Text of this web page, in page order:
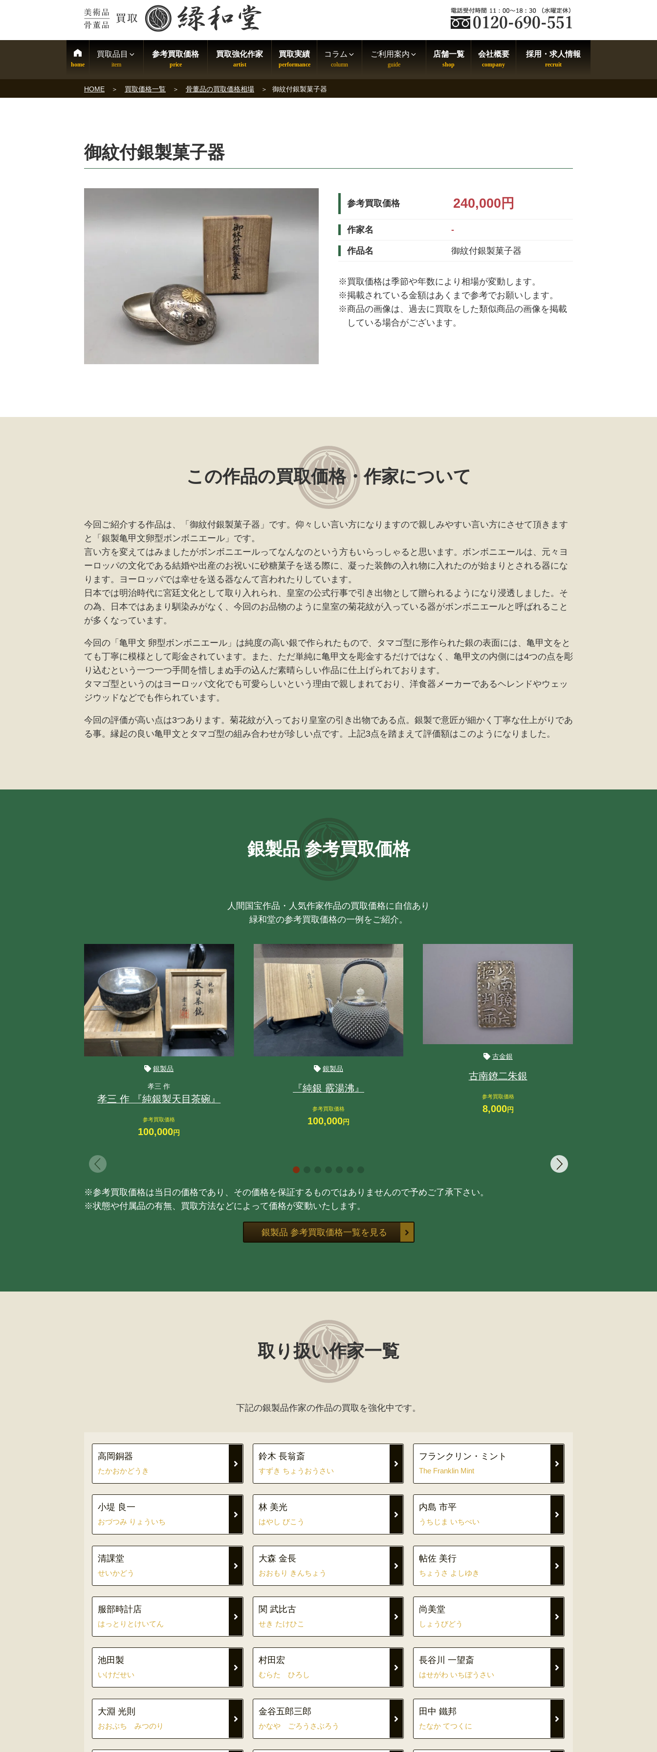
買取品目 参考買取価格 買取強化作家 買取実績 コラム ご利用案内 店舗一覧 会社概要 採用・求人情報
HOME 買取価格一覧 骨董品の買取価格相場 御紋付銀製菓子器
御紋付銀製菓子器
参考買取価格 240,000円
作家名 -
作品名 御紋付銀製菓子器
※買取価格は季節や年数により相場が変動します。
※掲載されている金額はあくまで参考でお願いします。
※商品の画像は、過去に買取をした類似商品の画像を掲載
している場合がございます。
この作品の買取価格・作家について
今回ご紹介する作品は、「御紋付銀製菓子器」です。仰々しい言い方になりますので親しみやすい言い方にさせて頂きます
と「銀製亀甲文卵型ボンボニエール」です。
言い方を変えてはみましたがボンボニエールってなんなのという方もいらっしゃると思います。ボンボニエールは、元々ヨ
ーロッパの文化である結婚や出産のお祝いに砂糖菓子を送る際に、凝った装飾の入れ物に入れたのが始まりとされる器にな
ります。ヨーロッパでは幸せを送る器なんて言われたりしています。
日本では明治時代に宮廷文化として取り入れられ、皇室の公式行事で引き出物として贈られるようになり浸透しました。そ
の為、日本ではあまり馴染みがなく、今回のお品物のように皇室の菊花紋が入っている器がボンボニエールと呼ばれること
が多くなっています。
今回の「亀甲文 卵型ボンボニエール」は純度の高い銀で作られたもので、タマゴ型に形作られた銀の表面には、亀甲文をと
ても丁寧に模様として彫金されています。また、ただ単純に亀甲文を彫金するだけではなく、亀甲文の内側には4つの点を彫
り込むという一つ一つ手間を惜しまぬ手の込んだ素晴らしい作品に仕上げられております。
タマゴ型というのはヨーロッパ文化でも可愛らしいという理由で親しまれており、洋食器メーカーであるヘレンドやウェッ
ジウッドなどでも作られています。
今回の評価が高い点は3つあります。菊花紋が入っており皇室の引き出物である点。銀製で意匠が細かく丁寧な仕上がりであ
る事。縁起の良い亀甲文とタマゴ型の組み合わせが珍しい点です。上記3点を踏まえて評価額はこのようになりました。
銀製品 参考買取価格
人間国宝作品・人気作家作品の買取価格に自信あり
緑和堂の参考買取価格の一例をご紹介。
銀製品
孝三 作
孝三 作 『純銀製天目茶碗』
参考買取価格
100,000円
銀製品
『純銀 霰湯沸』
参考買取価格
100,000円
古金銀
古南鐐二朱銀
参考買取価格
8,000円
※参考買取価格は当日の価格であり、その価格を保証するものではありませんので予めご了承下さい。
※状態や付属品の有無、買取方法などによって価格が変動いたします。
銀製品 参考買取価格一覧を見る
取り扱い作家一覧
下記の銀製品作家の作品の買取を強化中です。
高岡銅器
たかおかどうき
鈴木 長翁斎
すずき ちょうおうさい
フランクリン・ミント
The Franklin Mint
小堤 良一
おづつみ りょういち
林 美光
はやし びこう
内島 市平
うちじま いちべい
清課堂
せいかどう
大森 金長
おおもり きんちょう
帖佐 美行
ちょうさ よしゆき
服部時計店
はっとりとけいてん
関 武比古
せき たけひこ
尚美堂
しょうびどう
池田製
いけだせい
村田宏
むらた ひろし
長谷川 一望斎
はせがわ いちぼうさい
大淵 光則
おおぶち みつのり
金谷五郎三郎
かなや ごろうさぶろう
田中 鐵邦
たなか てつくに